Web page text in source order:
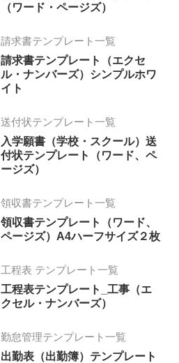
（ワード・ページズ）
請求書テンプレート一覧
請求書テンプレート（エクセ
ル・ナンバーズ）シンプルホワ
イト
送付状テンプレート一覧
入学願書（学校・スクール）送
付状テンプレート（ワード、ペ
ージズ）
領収書テンプレート一覧
領収書テンプレート（ワード、
ページズ）A4ハーフサイズ２枚
工程表 テンプレート一覧
工程表テンプレート_工事（エ
クセル・ナンバーズ）
勤怠管理テンプレート一覧
出勤表（出勤簿）テンプレート